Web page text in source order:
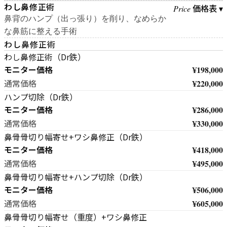
わし鼻修正術
鼻背のハンプ（出っ張り）を削り、なめらか
な鼻筋に整える手術
Price価格表 ▾
わし鼻修正術
わし鼻修正術（Dr鉄）
モニター価格 ¥198,000
通常価格 ¥220,000
ハンプ切除（Dr鉄）
モニター価格 ¥286,000
通常価格 ¥330,000
鼻骨骨切り幅寄せ+ワシ鼻修正（Dr鉄）
モニター価格 ¥418,000
通常価格 ¥495,000
鼻骨骨切り幅寄せ+ハンプ切除（Dr鉄）
モニター価格 ¥506,000
通常価格 ¥605,000
鼻骨骨切り幅寄せ（重度）+ワシ鼻修正